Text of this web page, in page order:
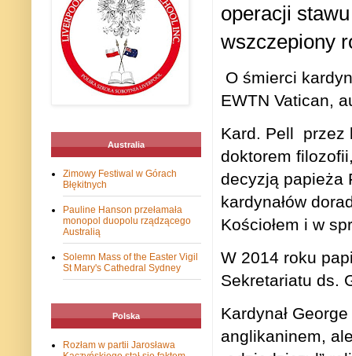
operacji
wszczepiony
O śmierci
EWTN Vatican,
Kard. Pell
przez
doktorem
decyzją papieża
kardynałów
Kościołem i w
W 2014 roku
Sekretariatu ds.
Kardynał
anglikaninem,
Australia
Zimowy Festiwal w Górach
Błękitnych
Pauline Hanson przełamała
monopol duopolu rządzącego
Australią
Solemn Mass of the Easter Vigil
St Mary's Cathedral Sydney
Polska
Rozłam w partii Jarosława